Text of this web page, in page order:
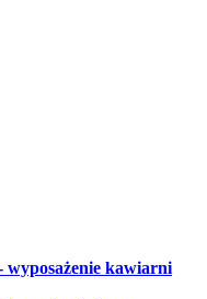
wyposażenie kawiarni